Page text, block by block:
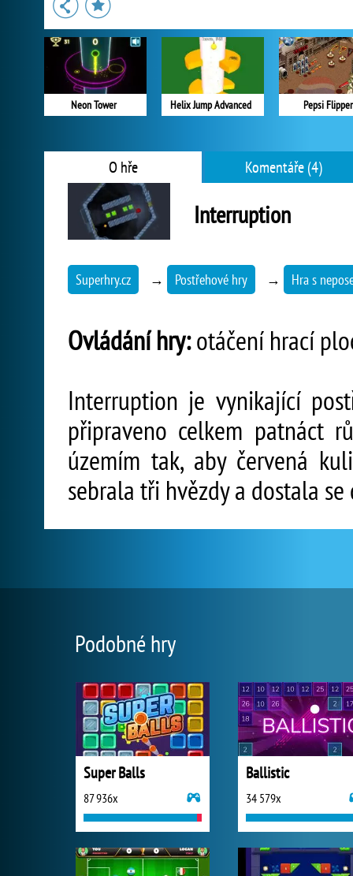
Neon Tower Helix Jump Advanced Pepsi Flipper
O hře Komentáře (4)
Interruption
Superhry.cz → Postřehové hry → Hra s
Ovládání hry:otáčení hrací
Interruption je vynikající
připraveno celkem patnáct
územím tak, aby červená
sebrala tři hvězdy a dostala se
Podobné hry
Super Balls
87 936x
Ballistic
34 579x